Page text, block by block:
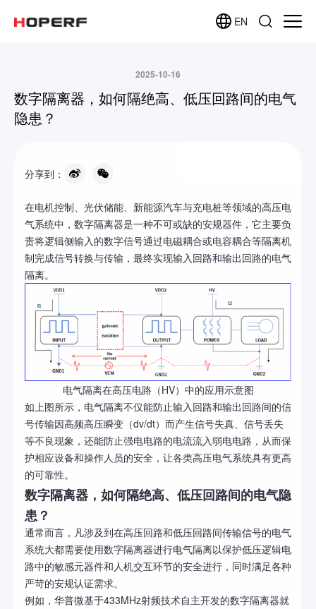
EN
2025-10-16
数字隔离器，如何隔绝高、低压回路间的电气
隐患？
分享到：
在电机控制、光伏储能、新能源汽车与充电桩等领域的高压电
气系统中，数字隔离器是一种不可或缺的安规器件，它主要负
责将逻辑侧输入的数字信号通过电磁耦合或电容耦合等隔离机
制完成信号转换与传输，最终实现输入回路和输出回路的电气
隔离。
电气隔离在高压电路（HV）中的应用示意图
如上图所示，电气隔离不仅能防止输入回路和输出回路间的信
号传输因高频高压瞬变（dv/dt）而产生信号失真、信号丢失
等不良现象，还能防止强电电路的电流流入弱电电路，从而保
护相应设备和操作人员的安全，让各类高压电气系统具有更高
的可靠性。
数字隔离器，如何隔绝高、低压回路间的电气隐
患？
通常而言，凡涉及到在高压回路和低压回路间传输信号的电气
系统大都需要使用数字隔离器进行电气隔离以保护低压逻辑电
路中的敏感元器件和人机交互环节的安全进行，同时满足各种
严苛的安规认证需求。
例如，华普微基于433MHz射频技术自主开发的数字隔离器就